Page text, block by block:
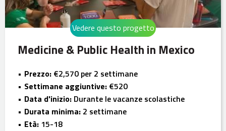
Medicine & Public Health in Mexico
Vedere questo progetto
Prezzo: €2,570 per 2 settimane
Settimane aggiuntive: €520
Data d'inizio: Durante le vacanze scolastiche
Durata minima: 2 settimane
Età: 15-18